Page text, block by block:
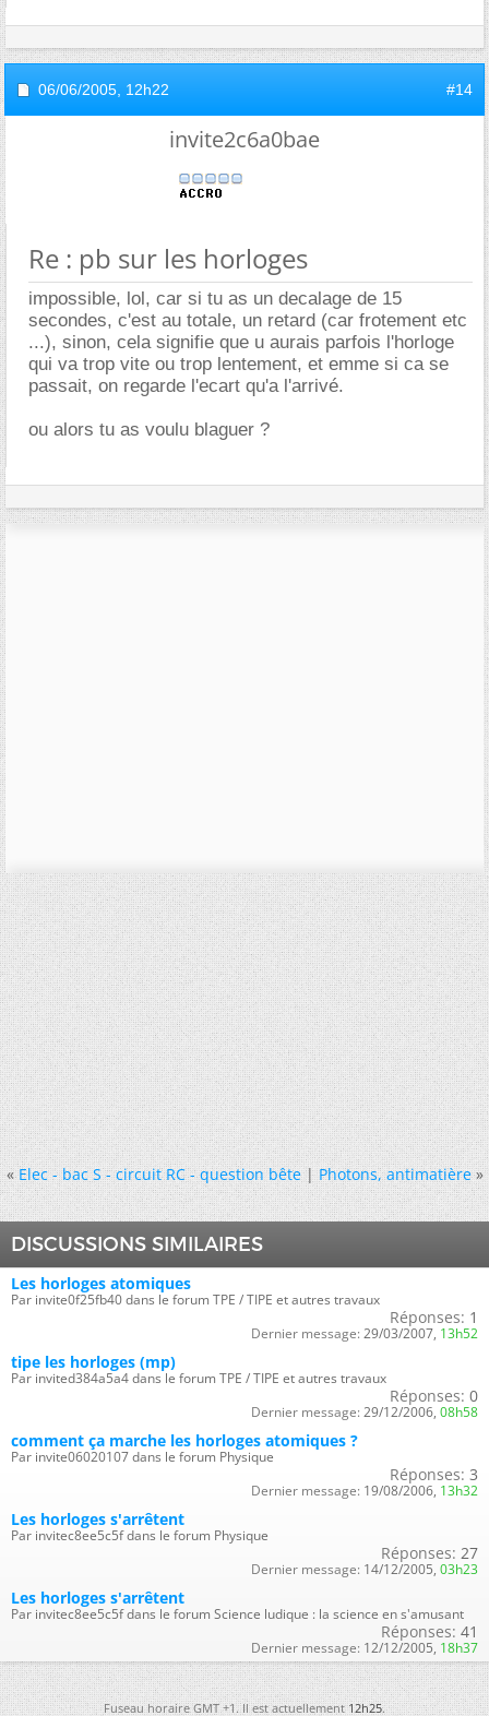
06/06/2005, 12h22 #14
invite2c6a0bae
Re : pb sur les horloges
impossible, lol, car si tu as un decalage de 15
secondes, c'est au totale, un retard (car frotement etc
...), sinon, cela signifie que u aurais parfois l'horloge
qui va trop vite ou trop lentement, et emme si ca se
passait, on regarde l'ecart qu'a l'arrivé.
ou alors tu as voulu blaguer ?
« Elec - bac S - circuit RC - question bête|Photons, antimatière »
DISCUSSIONS SIMILAIRES
Les horloges atomiques
Par invite0f25fb40 dans le forum TPE / TIPE et autres travaux
Réponses: 1
Dernier message: 29/03/2007, 13h52
tipe les horloges (mp)
Par invited384a5a4 dans le forum TPE / TIPE et autres travaux
Réponses: 0
Dernier message: 29/12/2006, 08h58
comment ça marche les horloges atomiques ?
Par invite06020107 dans le forum Physique
Réponses: 3
Dernier message: 19/08/2006, 13h32
Les horloges s'arrêtent
Par invitec8ee5c5f dans le forum Physique
Réponses: 27
Dernier message: 14/12/2005, 03h23
Les horloges s'arrêtent
Par invitec8ee5c5f dans le forum Science ludique : la science en s'amusant
Réponses: 41
Dernier message: 12/12/2005, 18h37
Fuseau horaire GMT +1. Il est actuellement12h25.